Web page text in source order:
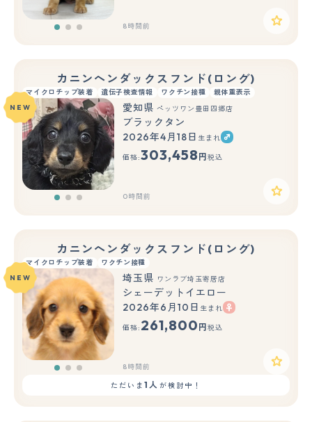
8時間前
カニンヘンダックスフンド(ロング)
マイクロチップ装着 遺伝子検査情報 ワクチン接種 親体重表示
もっと見る
NEW 愛知県 ペッツワン豊田四郷店
ブラックタン
2026年4月18日 生まれ
価格:303,458 円 税込
0時間前
カニンヘンダックスフンド(ロング)
マイクロチップ装着 ワクチン接種
もっと見る
NEW 埼玉県 ワンラブ埼玉寄居店
シェーデットイエロー
2026年6月10日 生まれ
価格: 261,800 円 税込
8時間前
ただいま1人 が検討中！